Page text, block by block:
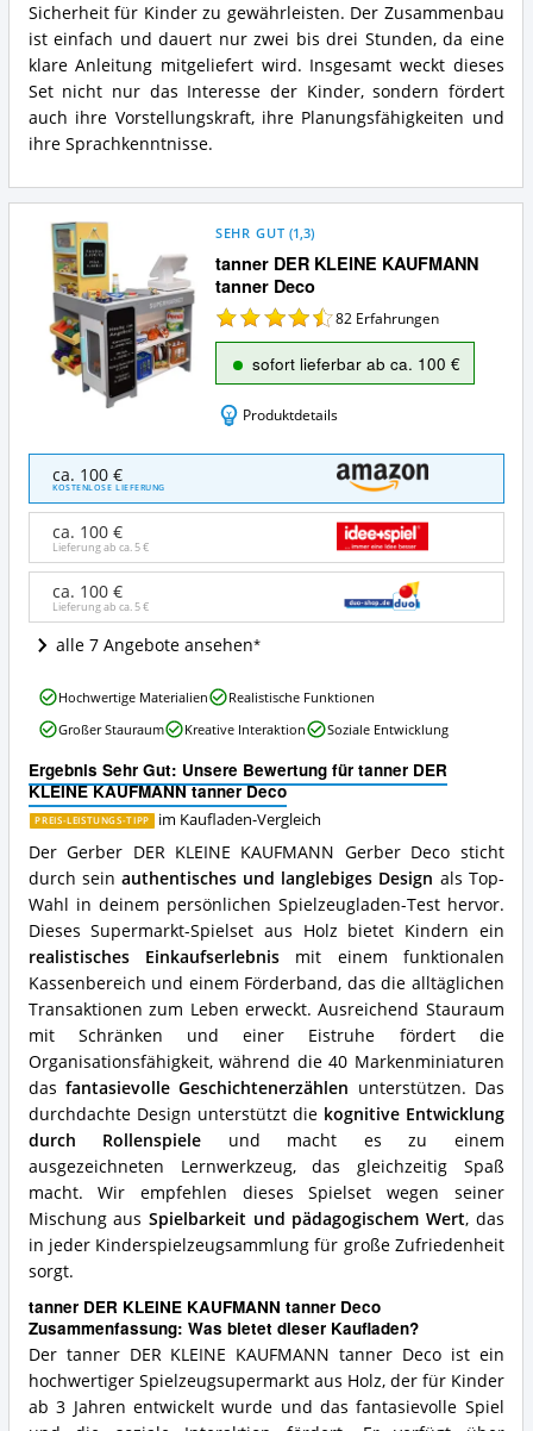
Sicherheit für Kinder zu gewährleisten. Der Zusammenbau
ist einfach und dauert nur zwei bis drei Stunden, da eine
klare Anleitung mitgeliefert wird. Insgesamt weckt dieses
Set nicht nur das Interesse der Kinder, sondern fördert
auch ihre Vorstellungskraft, ihre Planungsfähigkeiten und
ihre Sprachkenntnisse.
tanner DER KLEINE KAUFMANN
tanner Deco
SEHR GUT (1,3)
82 Erfahrungen
sofort lieferbar ab ca. 100 €
Produktdetails
DER
KLEINE
KAUFMANN
tanner
Deco
Angebote:
ist
dieser
erhältlich?
ca. 100 €
KOSTENLOSE LIEFERUNG
ca. 100 €
Lieferung ab ca.5 €
ca. 100 €
Lieferung ab ca.5 €
alle 7 Angebote ansehen
Ergebnis Sehr Gut: Unsere Bewertung für tanner DER
KLEINE KAUFMANN tanner Deco
PREIS-LEISTUNGS-TIPP im Kaufladen-Vergleich
Der Gerber DER KLEINE KAUFMANN Gerber Deco sticht
durch seinauthentisches und langlebiges Design als Top-
Wahl in deinem persönlichen Spielzeugladen-Test hervor.
Dieses Supermarkt-Spielset aus Holz bietet Kindern ein
realistisches Einkaufserlebnis mit einem funktionalen
Kassenbereich und einem Förderband, das die alltäglichen
Transaktionen zum Leben erweckt. Ausreichend Stauraum
mit Schränken und einer Eistruhe fördert die
Organisationsfähigkeit, während die 40 Markenminiaturen
dasfantasievolle Geschichtenerzählen unterstützen. Das
durchdachte Design unterstützt die kognitive Entwicklung
durch Rollenspiele und macht es zu einem
ausgezeichneten Lernwerkzeug, das gleichzeitig Spaß
macht. Wir empfehlen dieses Spielset wegen seiner
Mischung ausSpielbarkeit und pädagogischem Wert, das
in jeder Kinderspielzeugsammlung für große Zufriedenheit
sorgt.
tanner DER KLEINE KAUFMANN tanner Deco
Zusammenfassung: Was bietet dieser Kaufladen?
Der tanner DER KLEINE KAUFMANN tanner Deco ist ein
hochwertiger Spielzeugsupermarkt aus Holz, der für Kinder
ab 3 Jahren entwickelt wurde und das fantasievolle Spiel
tanner
DER
KLEINE
tanner
Deco
Vorteile:
Was
spricht
für
diesen
Kaufladen?
Hochwertige Materialien
Realistische Funktionen
Großer Stauraum
Kreative Interaktion Soziale Entwicklung